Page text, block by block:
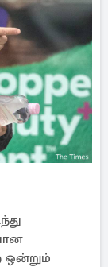
ஒன்றும்